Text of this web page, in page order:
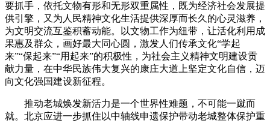
要抓手，依托文物有形和无形双重属性，既为经济社会发展提
供引擎，又为人民精神文化生活提供深厚而长久的心灵滋养，
为文明交流互鉴积蓄动能。以文物工作为纽带，让活化利用成
果惠及群众，画好最大同心圆，激发人们传承文化“学起
来”“保起来”“用起来”的积极性，为社会主义精神文明建设贡
献力量，在中华民族伟大复兴的康庄大道上坚定文化自信，迈
向文化强国建设新征程。
推动老城焕发新活力是一个世界性难题，不可能一蹴而
就。北京应进一步抓住以中轴线申遗保护带动老城整体保护重